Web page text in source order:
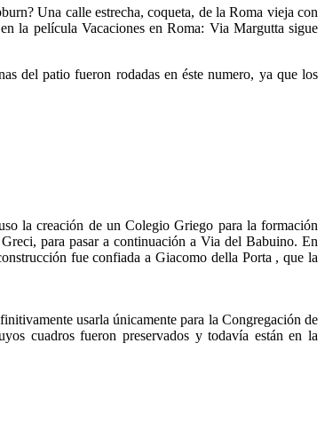
Una calle estrecha, coqueta, de la Roma vieja con
la película Vacaciones en Roma: Via Margutta sigue
del patio fueron rodadas en éste numero, ya que los
la creación de un Colegio Griego para la formación
para pasar a continuación a Via del Babuino. En
fue confiada a Giacomo della Porta , que la
usarla únicamente para la Congregación de
cuadros fueron preservados y todavía están en la